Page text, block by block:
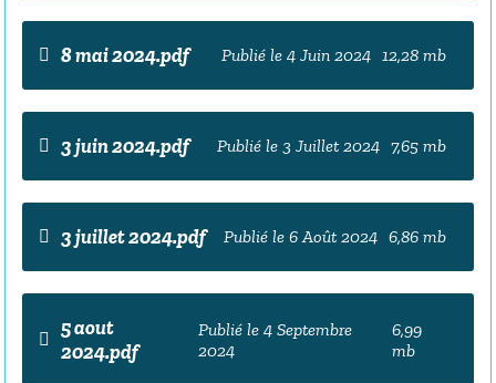
8 mai 2024.pdf Publié le 4 Juin 2024 12,28 mb
3 juin 2024.pdf Publié le 3 Juillet 2024 7,65 mb
3 juillet 2024.pdf Publié le 6 Août 2024 6,86 mb
5 aout
2024.pdf
Publié le 4 Septembre
2024
6,99
mb